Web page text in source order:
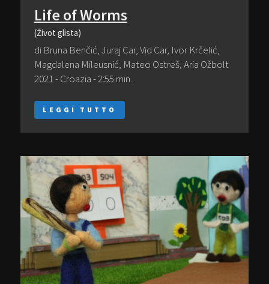
Life of Worms
(Život glista)
di Bruna Benčić, Juraj Car, Vid Car, Ivor Krčelić,
Magdalena Mileusnić, Mateo Ostreš, Aria Ožbolt
2021 - Croazia - 2:55 min.
LEGGI TUTTO